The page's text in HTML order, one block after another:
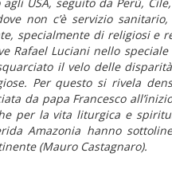
non c’è servizio
specialmente di religiosi e
Rafael Luciani nello
il velo delle
Per questo si rivela
da papa Francesco
per la vita liturgica e
Amazonia hanno
(Mauro Castagnaro).